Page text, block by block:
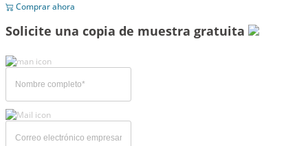
Comprar ahora
Solicite una copia de muestra gratuita